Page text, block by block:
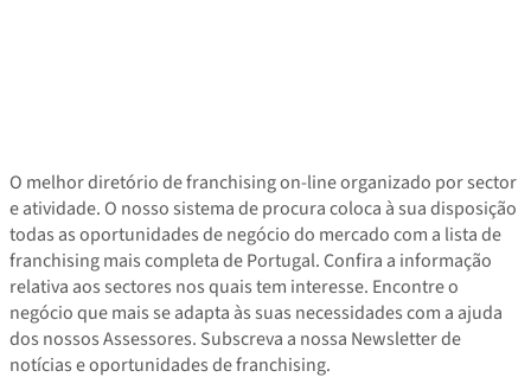
O melhor diretório de franchising on-line organizado por sector
e atividade. O nosso sistema de procura coloca à sua disposição
todas as oportunidades de negócio do mercado com a lista de
franchising mais completa de Portugal. Confira a informação
relativa aos sectores nos quais tem interesse. Encontre o
negócio que mais se adapta às suas necessidades com a ajuda
dos nossos Assessores. Subscreva a nossa Newsletter de
notícias e oportunidades de franchising.